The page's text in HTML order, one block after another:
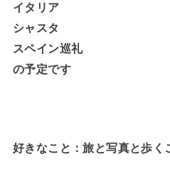
イタリア
シャスタ
スペイン巡礼
の予定です
好きなこと：旅と写真と歩く